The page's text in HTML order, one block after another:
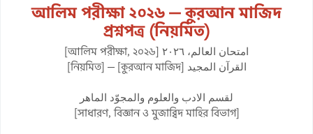
আলিম পরীক্ষা ২০২৬ — কুরআন মাজিদ
প্রশ্নপত্র (নিয়মিত)
امتحان العالم، ٢٠٢٦ [আলিম পরীক্ষা, ২০২৬]
القرآن المجيد [কুরআন মাজিদ] — [নিয়মিত]
لقسم الادب والعلوم والمجوّد الماهر
[সাধারণ, বিজ্ঞান ও মুজাব্বিদ মাহির বিভাগ]